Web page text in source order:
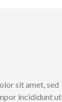
sit amet, sed
incididunt ut